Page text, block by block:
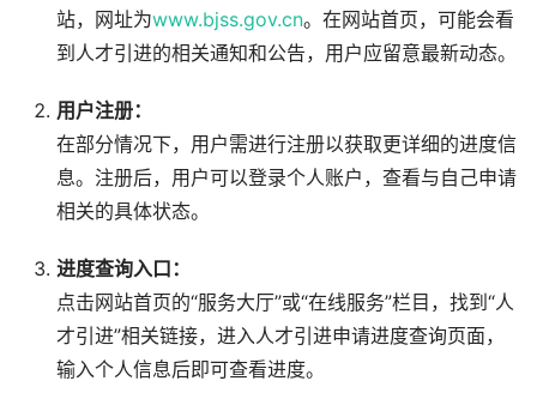
站，网址为www.bjss.gov.cn。在网站首页，可能会看
到人才引进的相关通知和公告，用户应留意最新动态。
用户注册：
在部分情况下，用户需进行注册以获取更详细的进度信
息。注册后，用户可以登录个人账户，查看与自己申请
相关的具体状态。
进度查询入口：
点击网站首页的“服务大厅”或“在线服务”栏目，找到“人
才引进”相关链接，进入人才引进申请进度查询页面，
输入个人信息后即可查看进度。